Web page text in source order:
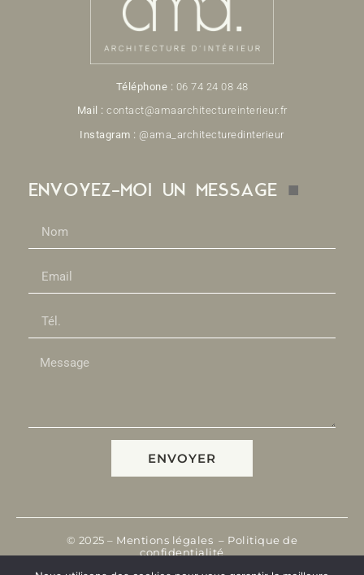
Téléphone : 06 74 24 08 48
Mail : contact@amaarchitectureinterieur.fr
Instagram : @ama_architecturedinterieur
ENVOYEZ-MOI UN MESSAGE ■
ENVOYER
© 2025 – Mentions légales – Politique de
confidentialité